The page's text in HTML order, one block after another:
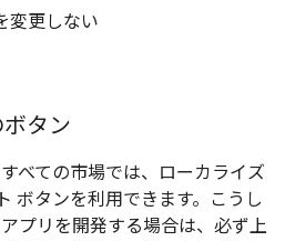
変更しない
タン
べての市場では、ローカライズ
ボタンを利用できます。こうし
プリを開発する場合は、必ず上